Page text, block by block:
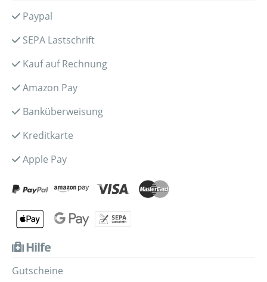
Paypal
SEPA Lastschrift
Kauf auf Rechnung
Amazon Pay
Banküberweisung
Kreditkarte
Apple Pay
Hilfe
Gutscheine